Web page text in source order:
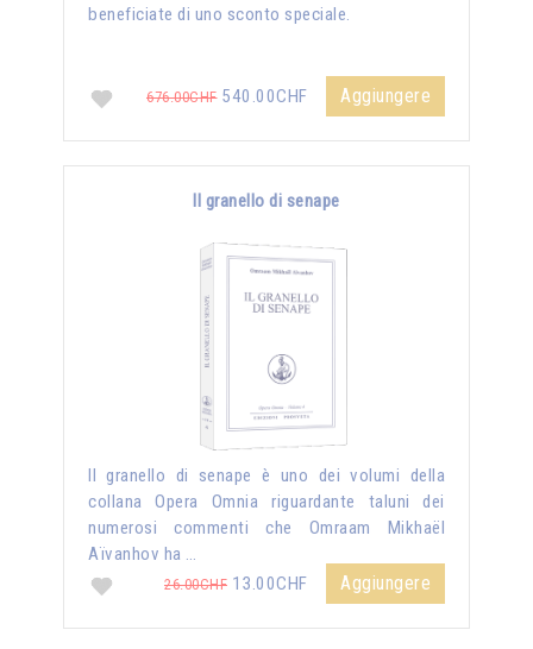
beneficiate di uno sconto speciale.
676.00CHF540.00CHF Aggiungere
Il granello di senape
Il granello di senape è uno dei volumi della
collana Opera Omnia riguardante taluni dei
numerosi commenti che Omraam Mikhaël
Aïvanhov ha …
26.00CHF 13.00CHF Aggiungere